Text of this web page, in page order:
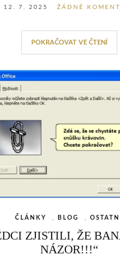
12. 7. 2025 ŽÁDNÉ
POKRAČOVAT VE ČTENÍ
ČLÁNKY , BLOG , OSTATNÍ
ZJISTILI, ŽE
NÁZOR!!!“